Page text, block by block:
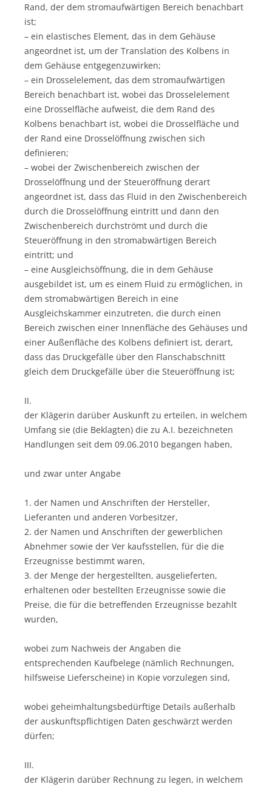
Rand, der dem stromaufwärtigen Bereich benachbart
ist;
– ein elastisches Element, das in dem Gehäuse
angeordnet ist, um der Translation des Kolbens in
dem Gehäuse entgegenzuwirken;
– ein Drosselelement, das dem stromaufwärtigen
Bereich benachbart ist, wobei das Drosselelement
eine Drosselfläche aufweist, die dem Rand des
Kolbens benachbart ist, wobei die Drosselfläche und
der Rand eine Drosselöffnung zwischen sich
definieren;
– wobei der Zwischenbereich zwischen der
Drosselöffnung und der Steueröffnung derart
angeordnet ist, dass das Fluid in den Zwischenbereich
durch die Drosselöffnung eintritt und dann den
Zwischenbereich durchströmt und durch die
Steueröffnung in den stromabwärtigen Bereich
eintritt; und
– eine Ausgleichsöffnung, die in dem Gehäuse
ausgebildet ist, um es einem Fluid zu ermöglichen, in
dem stromabwärtigen Bereich in eine
Ausgleichskammer einzutreten, die durch einen
Bereich zwischen einer Innenfläche des Gehäuses und
einer Außenfläche des Kolbens definiert ist, derart,
dass das Druckgefälle über den Flanschabschnitt
gleich dem Druckgefälle über die Steueröffnung ist;
II.
der Klägerin darüber Auskunft zu erteilen, in welchem
Umfang sie (die Beklagten) die zu A.I. bezeichneten
Handlungen seit dem 09.06.2010 begangen haben,
und zwar unter Angabe
1. der Namen und Anschriften der Hersteller,
Lieferanten und anderen Vorbesitzer,
2. der Namen und Anschriften der gewerblichen
Abnehmer sowie der Ver kaufsstellen, für die die
Erzeugnisse bestimmt waren,
3. der Menge der hergestellten, ausgelieferten,
erhaltenen oder bestellten Erzeugnisse sowie die
Preise, die für die betreffenden Erzeugnisse bezahlt
wurden,
wobei zum Nachweis der Angaben die
entsprechenden Kaufbelege (nämlich Rechnungen,
hilfsweise Lieferscheine) in Kopie vorzulegen sind,
wobei geheimhaltungsbedürftige Details außerhalb
der auskunftspflichtigen Daten geschwärzt werden
dürfen;
III.
der Klägerin darüber Rechnung zu legen, in welchem